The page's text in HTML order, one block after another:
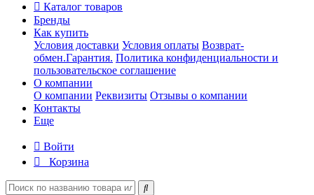
Каталог товаров
Бренды
Как купить
Условия доставки Условия оплаты Возврат-
обмен.Гарантия. Политика конфиденциальности и
пользовательское соглашение
О компании
О компании Реквизиты Отзывы о компании
Контакты
Еще
Войти
Корзина